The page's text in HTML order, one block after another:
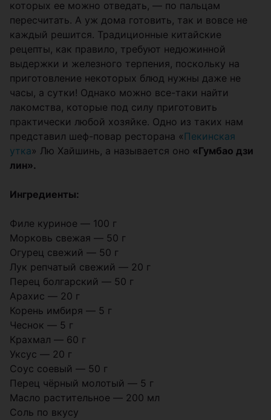
которых ее можно отведать, ― по пальцам
пересчитать. А уж дома готовить, так и вовсе не
каждый решится. Традиционные китайские
рецепты, как правило, требуют недюжинной
выдержки и железного терпения, поскольку на
приготовление некоторых блюд нужны даже не
часы, а сутки! Однако можно все-таки найти
лакомства, которые под силу приготовить
практически любой хозяйке. Одно из таких нам
представил шеф-повар ресторана «Пекинская
утка» Лю Хайшинь, а называется оно «Гумбао дзи
лин».
Ингредиенты:
Филе куриное ― 100 г
Морковь свежая ― 50 г
Огурец свежий ― 50 г
Лук репчатый свежий ― 20 г
Перец болгарский ― 50 г
Арахис ― 20 г
Корень имбиря ― 5 г
Чеснок ― 5 г
Крахмал ― 60 г
Уксус ― 20 г
Соус соевый ― 50 г
Перец чёрный молотый ― 5 г
Масло растительное ― 200 мл
Соль по вкусу